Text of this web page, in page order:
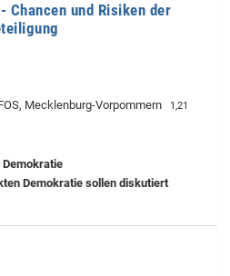
Chancen und Risiken der
Mecklenburg-Vorpommern
1,21
Demokratie sollen diskutiert